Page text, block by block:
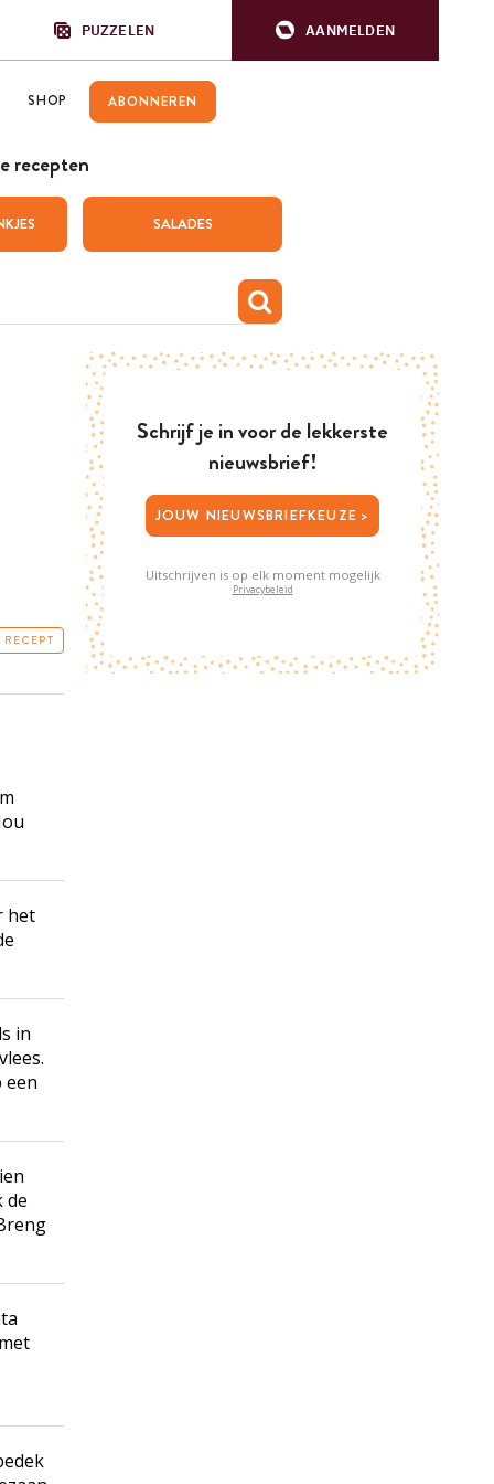
PUZZELEN AANMELDEN
SHOP ABONNEREN
recepten
SALADES
het
in
een
de
Schrijf je in voor de lekkerste
nieuwsbrief!
JOUW NIEUWSBRIEFKEUZE >
Uitschrijven is op elk moment mogelijk
Privacybeleid